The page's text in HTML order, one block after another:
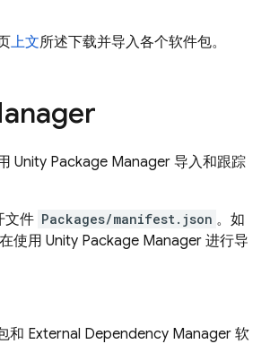
上文所述下载并导入各个软件包。
Unity Package Manager 导入和跟踪
文件 Packages/manifest.json 。如
使用 Unity Package Manager 进行导
和 External Dependency Manager 软